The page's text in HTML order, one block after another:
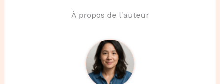
À propos de l'auteur